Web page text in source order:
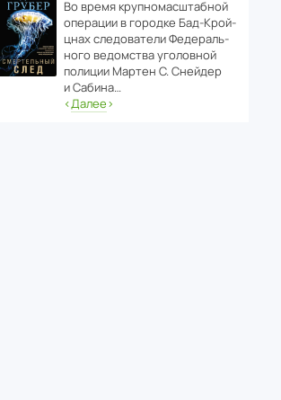
Во время круп­но­мас­ш­та­бной
операции в городке Бад‑Крой­
цнах следо­ва­тели Феде­раль­
ного ведомства уголо­вной
полиции Мартен С. Снейдер
и Сабина…
‹Далее›